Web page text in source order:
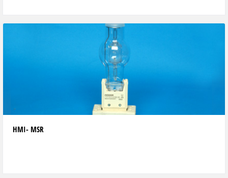
HMI- MSR